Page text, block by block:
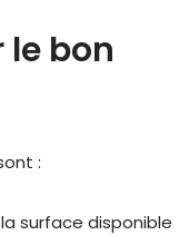
bon
:
surface disponible